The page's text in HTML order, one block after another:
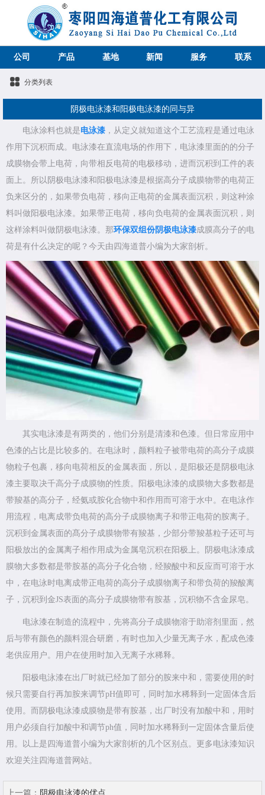
公司 产品 基地 新闻 服务 联系
分类列表
阴极电泳漆和阳极电泳漆的同与异
电泳涂料也就是 电泳漆 ，从定义就知道这个工艺流程是通过电泳
作用下沉积而成。电泳漆在直流电场的作用下，电泳漆里面的的分子
成膜物会带上电荷，向带相反电荷的电极移动，进而沉积到工件的表
面上。所以阴极电泳漆和阳极电泳漆是根据高分子成膜物带的电荷正
负来区分的，如果带负电荷，移向正电荷的金属表面沉积，则这种涂
料叫做阳极电泳漆。如果带正电荷，移向负电荷的金属表面沉积，则
这样涂料叫做阴极电泳漆。那环保双组份阴极电泳漆成膜高分子的电
荷是有什么决定的呢？今天由四海道普小编为大家剖析。
其实电泳漆是有两类的，他们分别是清漆和色漆。但日常应用中
色漆的占比是比较多的。在电泳时，颜料粒子被带电荷的高分子成膜
物粒子包裹，移向电荷相反的金属表面，所以，是阳极还是阴极电泳
漆主要取决千高分子成膜物的性质。阳极电泳漆的成膜物大多数都是
带羧基的高分子，经氨或胺化合物中和作用而可溶于水中。在电泳作
用流程，电离成带负电荷的高分子成膜物离子和带正电荷的胺离子。
沉积到金属表面的髙分子成膜物带有羧基，少部分带羧基粒子还可与
阳极放出的金属离子相作用成为金属皂沉积在阳极上。阴极电泳漆成
膜物大多数都是带胺基的高分子化合物，经羧酸中和反应而可溶于水
中，在电泳时电离成带正电荷的高分子成膜物离子和带负荷的羧酸离
子，沉积到金JS表面的高分子成膜物带有胺基，沉积物不含金尿皂。
电泳漆在制造的流程中，先将高分子成膜物溶于助溶剂里面，然
后与带有颜色的颜料混合研磨，有时也加入少量无离子水，配成色漆
老供应用户。用户在使用时加入无离子水稀释。
阳极电泳漆在出厂时就已经加了部分的胺来中和，需要使用的时
候只需要自行再加胺来调节pH值即可，同时加水稀释到一定固体含后
使用。而阴极电泳漆成膜物是带有胺基，出厂时没有加酸中和，用时
用户必须自行加酸中和调节ph值，同时加水稀释到一定固体含量后使
用。以上是四海道普小编为大家剖析的几个区别点。更多电泳漆知识
欢迎关注四海道普网站。
上一篇： 阴极电泳漆的优点